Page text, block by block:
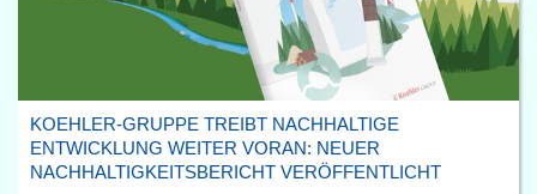
KOEHLER-GRUPPE TREIBT NACHHALTIGE
ENTWICKLUNG WEITER VORAN: NEUER
NACHHALTIGKEITSBERICHT VERÖFFENTLICHT